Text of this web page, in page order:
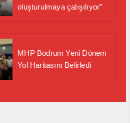
oluşturulmaya çalışılıyor”
MHP Bodrum Yeni Dönem
Yol Haritasını Belirledi